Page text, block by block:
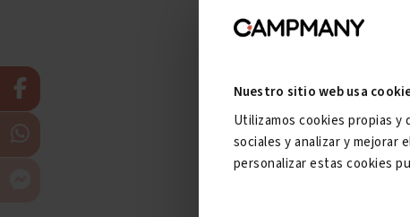
Nuestro sitio web usa
Utilizamos cookies propias
sociales y analizar y mejorar
personalizar estas cookies
con el trabajo -
compatible
,